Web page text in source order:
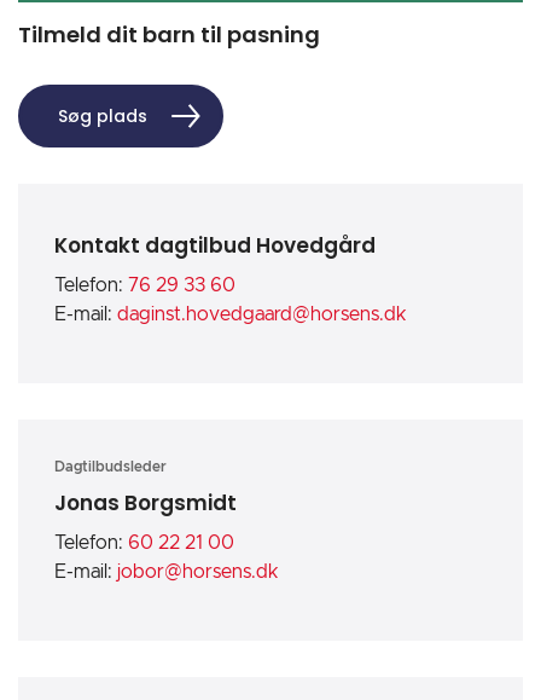
Tilmeld dit barn til pasning
Søg plads
Kontakt dagtilbud Hovedgård
Telefon: 76 29 33 60
E-mail: daginst.hovedgaard@horsens.dk
Dagtilbudsleder
Jonas Borgsmidt
Telefon: 60 22 21 00
E-mail: jobor@horsens.dk